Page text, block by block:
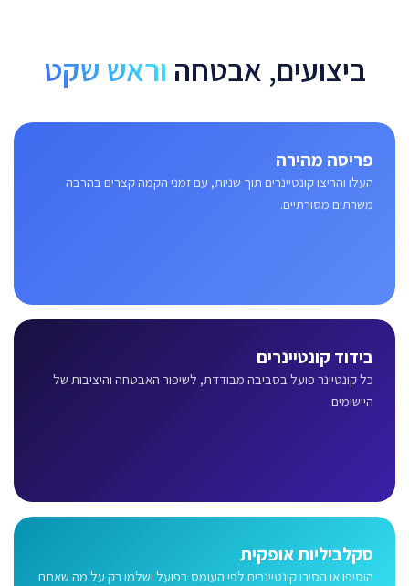
ביצועים, אבטחה וראש שקט
פריסה מהירה
העלו והריצו קונטיינרים תוך שניות, עם זמני הקמה קצרים בהרבה
משרתים מסורתיים.
בידוד קונטיינרים
כל קונטיינר פועל בסביבה מבודדת, לשיפור האבטחה והיציבות של
היישומים.
סקלביליות אופקית
הוסיפו או הסירו קונטיינרים לפי העומס בפועל ושלמו רק על מה שאתם